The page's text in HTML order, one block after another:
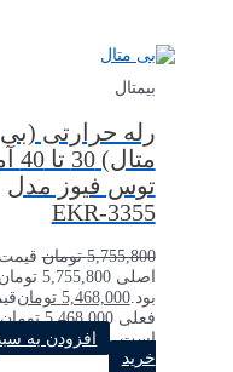
بیمتال
رله حرارتی (بی
توس فیوز مدل
EKR-3355
5,755,800 تومان قیمت
اصلی 5,755,800 تومان
بود.5,468,000 تومان
فعلی 5,468,000 تومان
است.
افزودن به
خرید